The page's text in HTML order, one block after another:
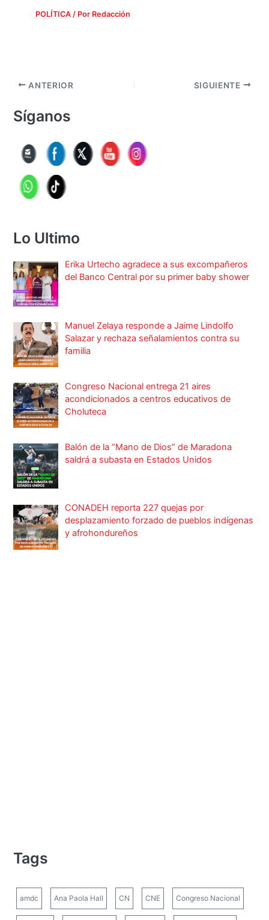
POLÍTICA/ Por Redacción
ANTERIOR SIGUIENTE
Síganos
Lo Ultimo
Erika Urtecho agradece a sus excompañeros
del Banco Central por su primer baby shower
Manuel Zelaya responde a Jaime Lindolfo
Salazar y rechaza señalamientos contra su
familia
Congreso Nacional entrega 21 aires
acondicionados a centros educativos de
Choluteca
Balón de la “Mano de Dios” de Maradona
saldrá a subasta en Estados Unidos
CONADEH reporta 227 quejas por
desplazamiento forzado de pueblos indígenas
y afrohondureños
Tags
amdc Ana Paola Hall CN CNE Congreso Nacional